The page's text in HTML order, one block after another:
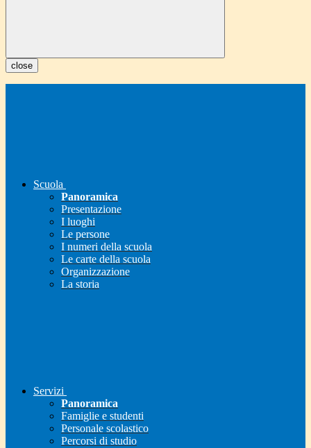
close
Scuola
Panoramica
Presentazione
I luoghi
Le persone
I numeri della scuola
Le carte della scuola
Organizzazione
La storia
Servizi
Panoramica
Famiglie e studenti
Personale scolastico
Percorsi di studio